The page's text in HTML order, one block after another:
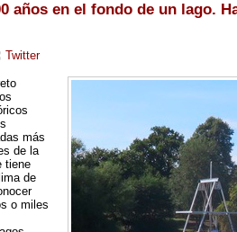
años en el fondo de un lago.
Twitter
más
de la
tiene
de
o miles